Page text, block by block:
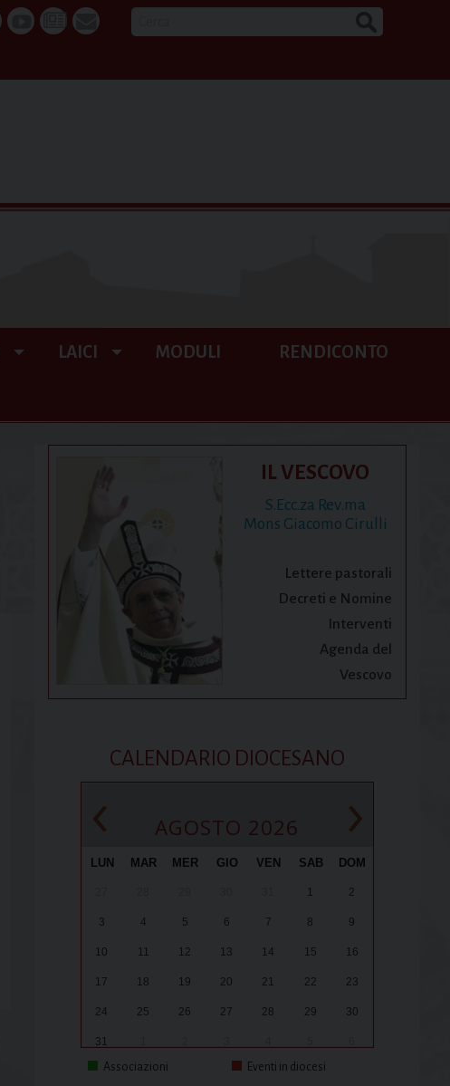
LAICI MODULI RENDICONTO
IL VESCOVO
S.Ecc.za Rev.ma
Mons Giacomo Cirulli
Lettere pastorali
Decreti e Nomine
Interventi
Agenda del
Vescovo
CALENDARIO DIOCESANO
‹ AGOSTO 2026 ›
LUN MAR MER GIO VEN SAB DOM
1 2
3 4 5 6 7 8 9
10 11 12 13 14 15 16
17 18 19 20 21 22 23
24 25 26 27 28 29 30
31
Associazioni
Eventi in diocesi